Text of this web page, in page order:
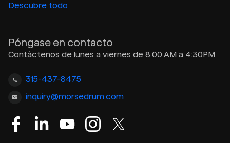
Descubre todo
Póngase en contacto
Contáctenos de lunes a viernes de 8:00 AM a 4:30PM
315-437-8475
inquiry@morsedrum.com